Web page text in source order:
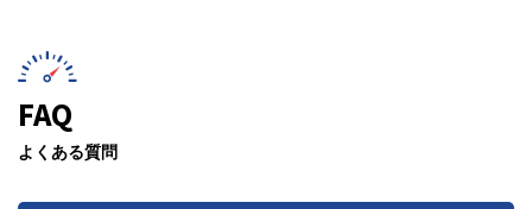
FAQ
よくある質問